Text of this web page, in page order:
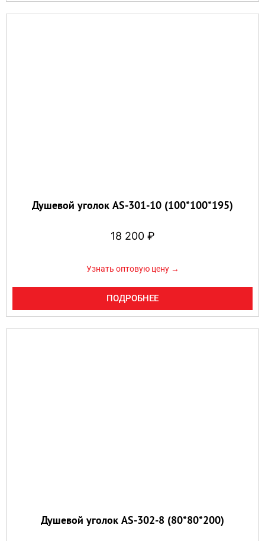
Душевой уголок AS-301-10 (100*100*195)
18 200 ₽
Узнать оптовую цену →
ПОДРОБНЕЕ
Душевой уголок AS-302-8 (80*80*200)